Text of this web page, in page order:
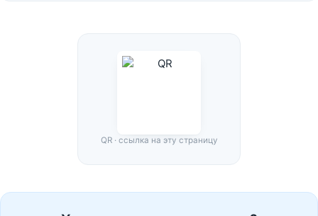
QR · ссылка на эту страницу